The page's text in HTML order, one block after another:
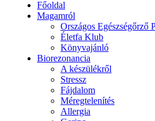
Főoldal
Magamról
Országos Egészségőrző
Életfa Klub
Könyvajánló
Biorezonancia
A készülékről
Stressz
Fájdalom
Méregtelenítés
Allergia